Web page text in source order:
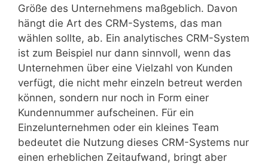
Größe des Unternehmens maßgeblich. Davon
hängt die Art des CRM-Systems, das man
wählen sollte, ab. Ein analytisches CRM-System
ist zum Beispiel nur dann sinnvoll, wenn das
Unternehmen über eine Vielzahl von Kunden
verfügt, die nicht mehr einzeln betreut werden
können, sondern nur noch in Form einer
Kundennummer aufscheinen. Für ein
Einzelunternehmen oder ein kleines Team
bedeutet die Nutzung dieses CRM-Systems nur
einen erheblichen Zeitaufwand, bringt aber